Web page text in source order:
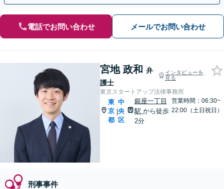
電話でお問い合わせ メールでお問い合わせ
宮地 政和 弁
護士
インタビューを
見る
東京スタートアップ法律事務所
東
京
都
|
中
央
区
銀座一丁目
駅 から徒歩
2分
営業時間：06:30~
22:00（土日祝日）
刑事事件